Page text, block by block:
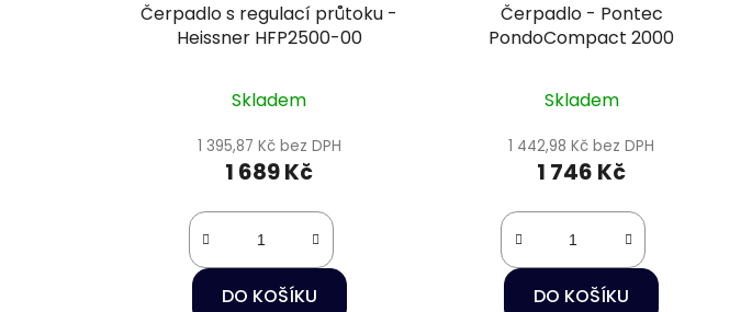
Čerpadlo s regulací průtoku -
Heissner HFP2500-00
Skladem
1 395,87 Kč bez DPH
1 689 Kč
DO KOŠÍKU
Čerpadlo - Pontec
PondoCompact 2000
Skladem
1 442,98 Kč bez DPH
1 746 Kč
DO KOŠÍKU